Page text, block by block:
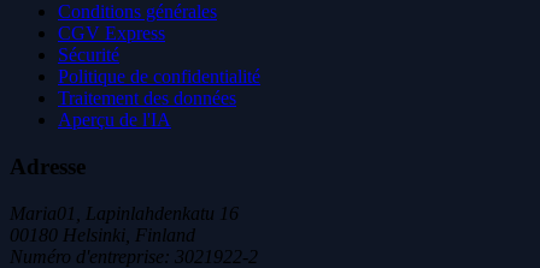
Conditions générales
CGV Express
Sécurité
Politique de confidentialité
Traitement des données
Aperçu de l'IA
Adresse
Maria01, Lapinlahdenkatu 16
00180 Helsinki, Finland
Numéro d'entreprise: 3021922-2